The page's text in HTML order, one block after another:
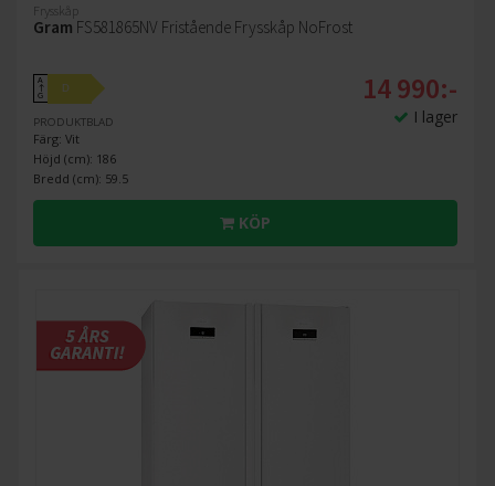
Frysskåp
Gram FS581865NV Fristående Frysskåp NoFrost
A
↑
G
D
PRODUKTBLAD
Färg: Vit
Höjd (cm): 186
Bredd (cm): 59.5
14 990:-
I lager
KÖP